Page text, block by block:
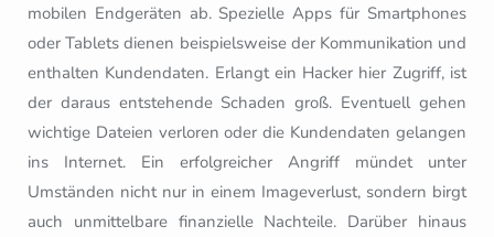
mobilen Endgeräten ab. Spezielle Apps für Smartphones
oder Tablets dienen beispielsweise der Kommunikation und
enthalten Kundendaten. Erlangt ein Hacker hier Zugriff, ist
der daraus entstehende Schaden groß. Eventuell gehen
wichtige Dateien verloren oder die Kundendaten gelangen
ins Internet. Ein erfolgreicher Angriff mündet unter
Umständen nicht nur in einem Imageverlust, sondern birgt
auch unmittelbare finanzielle Nachteile. Darüber hinaus